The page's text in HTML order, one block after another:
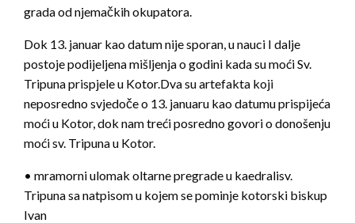
grada od njemačkih okupatora.
Dok 13. januar kao datum nije sporan, u nauci I dalje
postoje podijeljena mišljenja o godini kada su moći Sv.
Tripuna prispjele u Kotor.Dva su artefakta koji
neposredno svjedoče o 13. januaru kao datumu prispijeća
moći u Kotor, dok nam treći posredno govori o donošenju
moći sv. Tripuna u Kotor.
• mramorni ulomak oltarne pregrade u kaedralisv.
Tripuna sa natpisom u kojem se pominje kotorski biskup
Ivan